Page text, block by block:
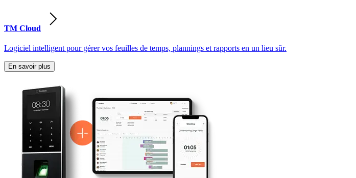
TM Cloud
Logiciel intelligent pour gérer vos feuilles de temps, plannings et rapports en un lieu sûr.
En savoir plus